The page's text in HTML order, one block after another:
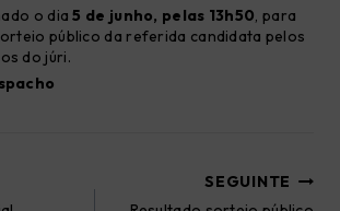
o dia5 de junho, pelas 13h50, para
público da referida candidata pelos
do júri.
SEGUINTE